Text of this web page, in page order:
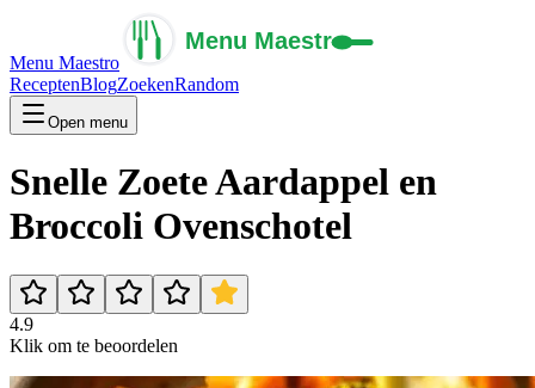
Menu Maestro
ReceptenBlogZoekenRandom
Open menu
Snelle Zoete Aardappel en
Broccoli Ovenschotel
4.9
Klik om te beoordelen